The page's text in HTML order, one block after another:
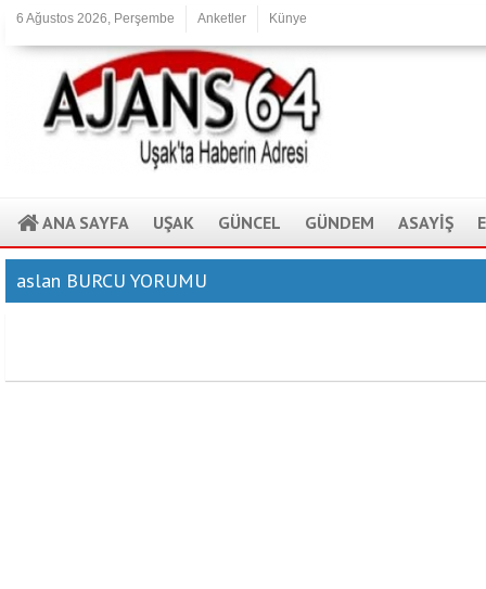
6 Ağustos 2026, Perşembe Anketler Künye
ANA SAYFA UŞAK GÜNCEL GÜNDEM ASAYİŞ
aslan BURCU YORUMU